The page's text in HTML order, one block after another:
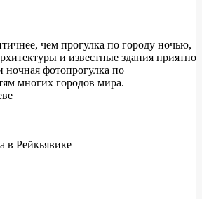
чем прогулка по городу ночью,
и известные здания приятно
фотопрогулка по
многих городов мира.
в Рейкьявике